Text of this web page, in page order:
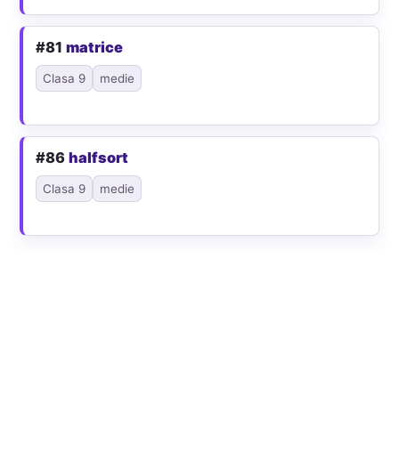
#81matrice
Clasa 9 medie
#86halfsort
Clasa 9 medie